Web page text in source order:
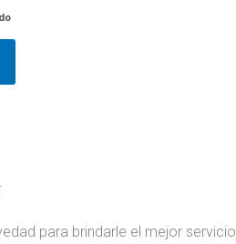
para brindarle el mejor servicio